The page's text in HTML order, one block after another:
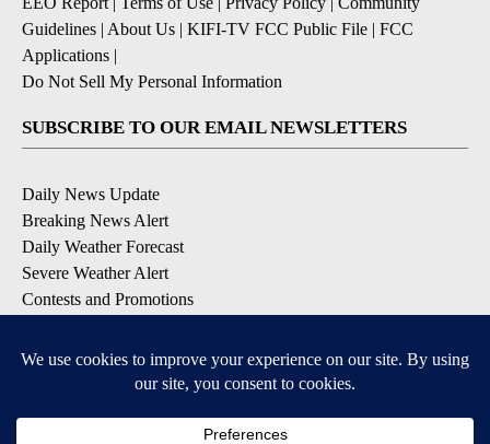
Guidelines | About Us | KIFI-TV FCC Public File | FCC
Applications |
Do Not Sell My Personal Information
SUBSCRIBE TO OUR EMAIL NEWSLETTERS
Daily News Update
Breaking News Alert
Daily Weather Forecast
Severe Weather Alert
Contests and Promotions